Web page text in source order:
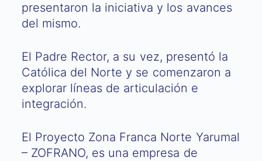
presentaron la iniciativa y los avances
del mismo.
El Padre Rector, a su vez, presentó la
Católica del Norte y se comenzaron a
explorar líneas de articulación e
integración.
El Proyecto Zona Franca Norte Yarumal
– ZOFRANO, es una empresa de